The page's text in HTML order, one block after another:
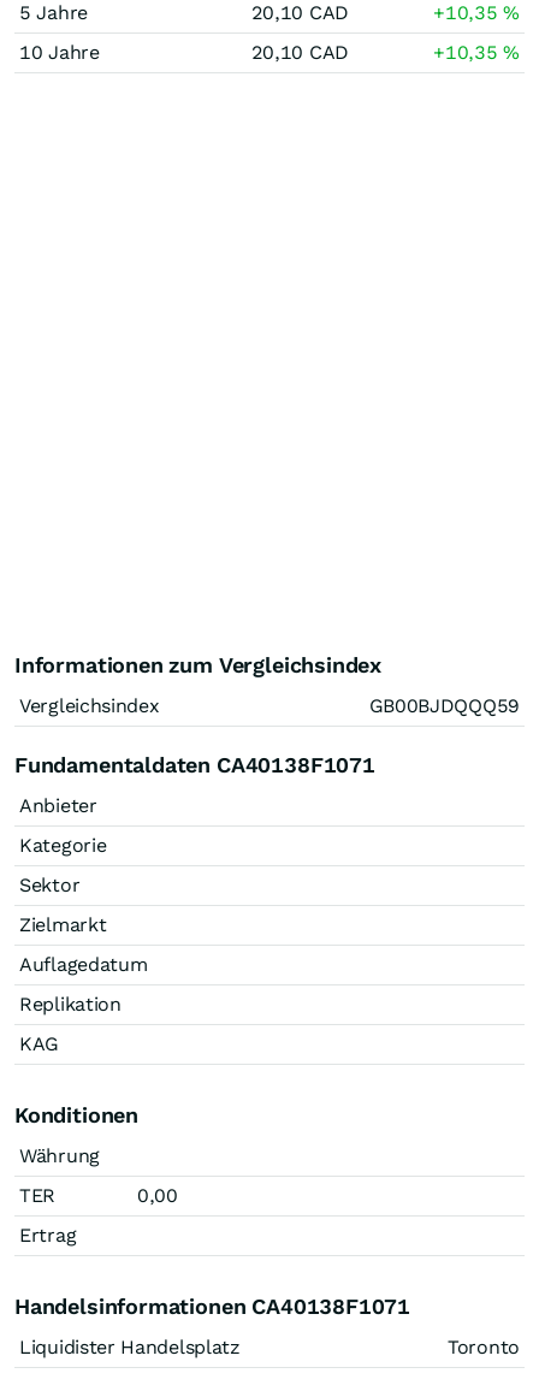
5 Jahre
20,10 CAD +10,35%
10 Jahre
20,10 CAD +10,35%
Informationen zum Vergleichsindex
Vergleichsindex GB00BJDQQQ59
Fundamentaldaten CA40138F1071
Anbieter
Kategorie
Sektor
Zielmarkt
Auflagedatum
Replikation
KAG
Konditionen
Währung
TER
0,00
Ertrag
Handelsinformationen CA40138F1071
Liquidister Handelsplatz Toronto